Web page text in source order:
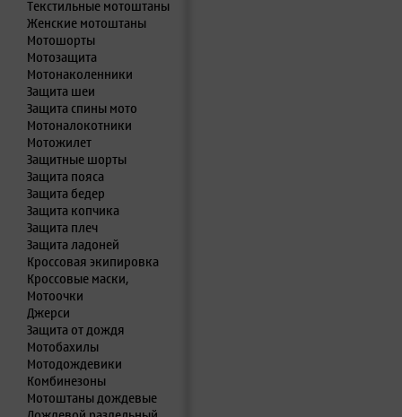
Текстильные мотоштаны
Женские мотоштаны
Мотошорты
Мотозащита
Мотонаколенники
Защита шеи
Защита спины мото
Мотоналокотники
Мотожилет
Защитные шорты
Защита пояса
Защита бедер
Защита копчика
Защита плеч
Защита ладоней
Кроссовая экипировка
Кроссовые маски,
Мотоочки
Джерси
Защита от дождя
Мотобахилы
Мотодождевики
Комбинезоны
Мотоштаны дождевые